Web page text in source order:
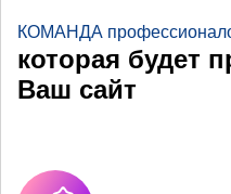
КОМАНДА
которая будет
Ваш сайт